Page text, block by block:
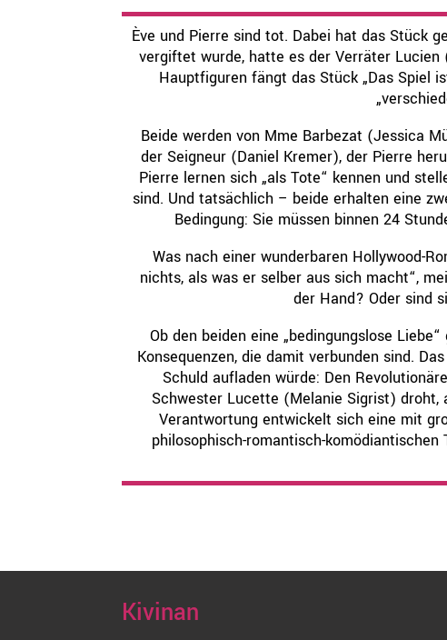
Ève und Pierre sind tot. Dabei hat das Stück
vergiftet wurde, hatte es der Verräter Lucien
Hauptfiguren fängt das Stück „Das Spiel
Beide werden von Mme Barbezat (Jessica
der Seigneur (Daniel Kremer), der Pierre
Pierre lernen sich „als Tote“ kennen und
sind. Und tatsächlich – beide erhalten eine
Bedingung: Sie müssen binnen 24
Was nach einer wunderbaren Hollywood-
nichts, als was er selber aus sich macht“,
der Hand? Oder sind
Ob den beiden eine „bedingungslose
Konsequenzen, die damit verbunden sind.
Schuld aufladen würde: Den
Schwester Lucette (Melanie Sigrist) droht,
Verantwortung entwickelt sich eine mit
philosophisch-romantisch-
Kivinan